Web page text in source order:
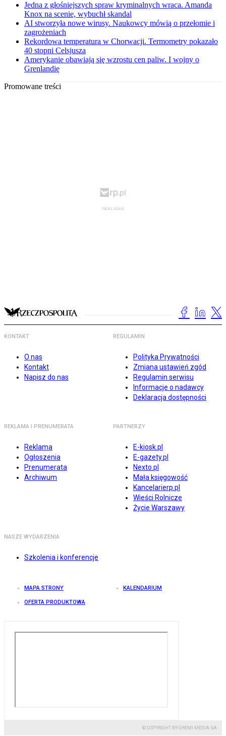
Jedna z głośniejszych spraw kryminalnych wraca. Amanda
Knox na scenie, wybuchł skandal
AI stworzyła nowe wirusy. Naukowcy mówią o przełomie i
zagrożeniach
Rekordowa temperatura w Chorwacji. Termometry pokazało
40 stopni Celsjusza
Amerykanie obawiają się wzrostu cen paliw. I wojny o
Grenlandię
Promowane treści
KONTAKT
O nas
Kontakt
Napisz do nas
REGULAMIN
Polityka Prywatności
Zmiana ustawień zgód
Regulamin serwisu
Informacje o nadawcy
Deklaracja dostępności
REKLAMA I PRENUMERATA
Reklama
Ogłoszenia
Prenumerata
Archiwum
PARTNERZY
E-kiosk.pl
E-gazety.pl
Nexto.pl
Mała księgowość
Kancelarierp.pl
Wieści Rolnicze
Życie Warszawy
NASZE WYDARZENIA
Szkolenia i konferencje
MAPA STRONY KALENDARIUM
OFERTA PRODUKTOWA
© COPYRIGHT BY GREMI MEDIA SA